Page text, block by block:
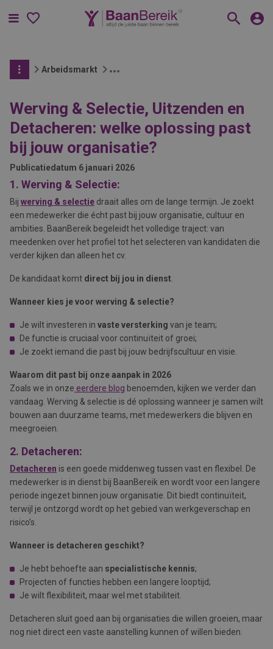
Menu
Arbeidsmarkt
Werving & Selectie, Uitzenden en
Detacheren: welke oplossing past
bij jouw organisatie?
Publicatiedatum 6 januari 2026
1. Werving & Selectie:
Bij werving & selectie draait alles om de lange termijn. Je zoekt
een medewerker die écht past bij jouw organisatie, cultuur en
ambities. BaanBereik begeleidt het volledige traject: van
meedenken over het profiel tot het selecteren van kandidaten die
verder kijken dan alleen het cv.
De kandidaat komt direct bij jou in dienst
Wanneer kies je voor werving & selectie?
Je wilt investeren in vaste versterking van je team;
De functie is cruciaal voor continuïteit of groei;
Je zoekt iemand die past bij jouw bedrijfscultuur en visie.
Waarom dit past bij onze aanpak in 2026
Zoals we in onze eerdere blog benoemden, kijken we verder dan
vandaag. Werving & selectie is dé oplossing wanneer je samen wilt
bouwen aan duurzame teams, met medewerkers die blijven en
meegroeien.
2. Detacheren:
Detacheren is een goede middenweg tussen vast en flexibel. De
medewerker is in dienst bij BaanBereik en wordt voor een langere
periode ingezet binnen jouw organisatie. Dit biedt continuïteit,
terwijl je ontzorgd wordt op het gebied van werkgeverschap en
risico’s.
Wanneer is detacheren geschikt?
Je hebt behoefte aan specialistische kennis;
Projecten of functies hebben een langere looptijd;
Je wilt flexibiliteit, maar wel met stabiliteit.
Detacheren sluit goed aan bij organisaties die willen groeien, maar
nog niet direct een vaste aanstelling kunnen of willen bieden.